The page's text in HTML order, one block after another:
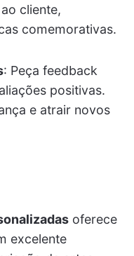
cliente,
comemorativas.
: Peça feedback
positivas.
e atrair novos
oferece
excelente